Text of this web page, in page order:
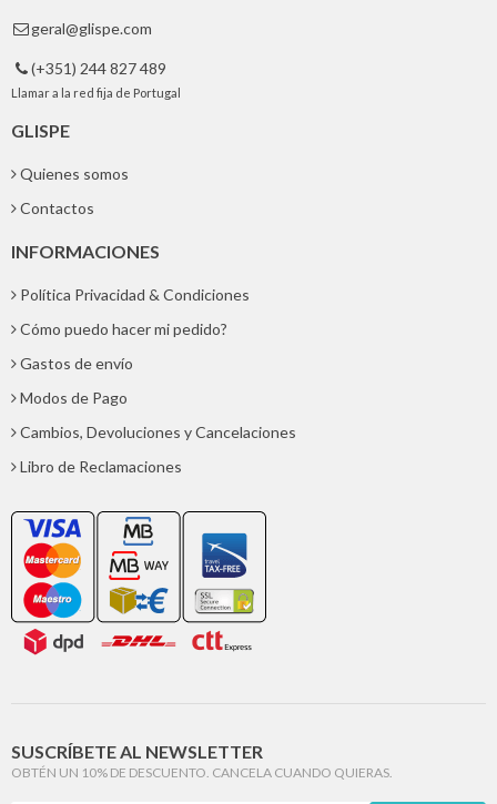
 geral@glispe.com
 (+351) 244 827 489
Llamar a la red fija de Portugal
GLISPE
Quienes somos
Contactos
INFORMACIONES
Política Privacidad & Condiciones
Cómo puedo hacer mi pedido?
Gastos de envío
Modos de Pago
Cambios, Devoluciones y Cancelaciones
Libro de Reclamaciones
SUSCRÍBETE AL NEWSLETTER
OBTÉN UN 10% DE DESCUENTO. CANCELA CUANDO QUIERAS.